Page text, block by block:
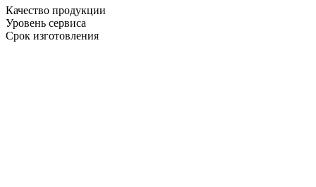
Качество продукции
Уровень сервиса
Срок изготовления